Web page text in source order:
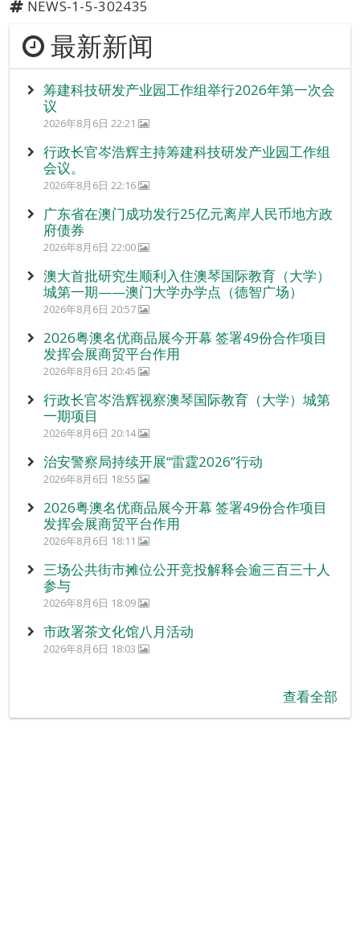
NEWS-1-5-302435
最新新闻
筹建科技研发产业园工作组举行2026年第一次会
议
2026年8月6日 22:21
行政长官岑浩辉主持筹建科技研发产业园工作组
会议。
2026年8月6日 22:16
广东省在澳门成功发行25亿元离岸人民币地方政
府债券
2026年8月6日 22:00
澳大首批研究生顺利入住澳琴国际教育（大学）
城第一期——澳门大学办学点（德智广场）
2026年8月6日 20:57
2026粤澳名优商品展今开幕 签署49份合作项目
发挥会展商贸平台作用
2026年8月6日 20:45
行政长官岑浩辉视察澳琴国际教育（大学）城第
一期项目
2026年8月6日 20:14
治安警察局持续开展“雷霆2026”行动
2026年8月6日 18:55
2026粤澳名优商品展今开幕 签署49份合作项目
发挥会展商贸平台作用
2026年8月6日 18:11
三场公共街市摊位公开竞投解释会逾三百三十人
参与
2026年8月6日 18:09
市政署茶文化馆八月活动
2026年8月6日 18:03
查看全部